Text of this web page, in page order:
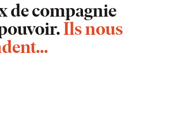
de compagnie
Ils nous